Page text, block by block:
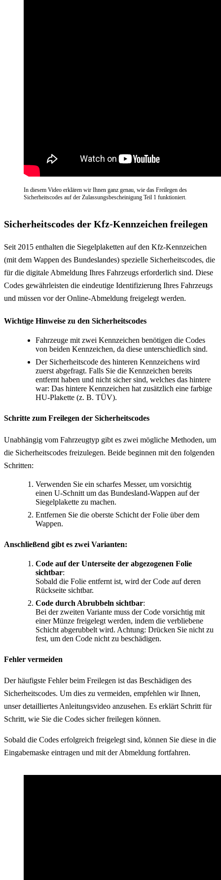
In diesem Video erklären wir Ihnen ganz genau, wie das Freilegen des
Sicherheitscodes auf der Zulassungsbescheinigung Teil 1 funktioniert.
Sicherheitscodes der Kfz-Kennzeichen freilegen
Seit 2015 enthalten die Siegelplaketten auf den Kfz-Kennzeichen
(mit dem Wappen des Bundeslandes) spezielle Sicherheitscodes, die
für die digitale Abmeldung Ihres Fahrzeugs erforderlich sind. Diese
Codes gewährleisten die eindeutige Identifizierung Ihres Fahrzeugs
und müssen vor der Online-Abmeldung freigelegt werden.
Wichtige Hinweise zu den Sicherheitscodes
Fahrzeuge mit zwei Kennzeichen benötigen die Codes
von beiden Kennzeichen, da diese unterschiedlich sind.
Der Sicherheitscode des hinteren Kennzeichens wird
zuerst abgefragt. Falls Sie die Kennzeichen bereits
entfernt haben und nicht sicher sind, welches das hintere
war: Das hintere Kennzeichen hat zusätzlich eine farbige
HU-Plakette (z. B. TÜV).
Schritte zum Freilegen der Sicherheitscodes
Unabhängig vom Fahrzeugtyp gibt es zwei mögliche Methoden, um
die Sicherheitscodes freizulegen. Beide beginnen mit den folgenden
Schritten:
Verwenden Sie ein scharfes Messer, um vorsichtig
einen U-Schnitt um das Bundesland-Wappen auf der
Siegelplakette zu machen.
Entfernen Sie die oberste Schicht der Folie über dem
Wappen.
Anschließend gibt es zwei Varianten:
Code auf der Unterseite der abgezogenen Folie
sichtbar:
Sobald die Folie entfernt ist, wird der Code auf deren
Rückseite sichtbar.
Code durch Abrubbeln sichtbar:
Bei der zweiten Variante muss der Code vorsichtig mit
einer Münze freigelegt werden, indem die verbliebene
Schicht abgerubbelt wird. Achtung: Drücken Sie nicht zu
fest, um den Code nicht zu beschädigen.
Fehler vermeiden
Der häufigste Fehler beim Freilegen ist das Beschädigen des
Sicherheitscodes. Um dies zu vermeiden, empfehlen wir Ihnen,
unser detailliertes Anleitungsvideo anzusehen. Es erklärt Schritt für
Schritt, wie Sie die Codes sicher freilegen können.
Sobald die Codes erfolgreich freigelegt sind, können Sie diese in die
Eingabemaske eintragen und mit der Abmeldung fortfahren.